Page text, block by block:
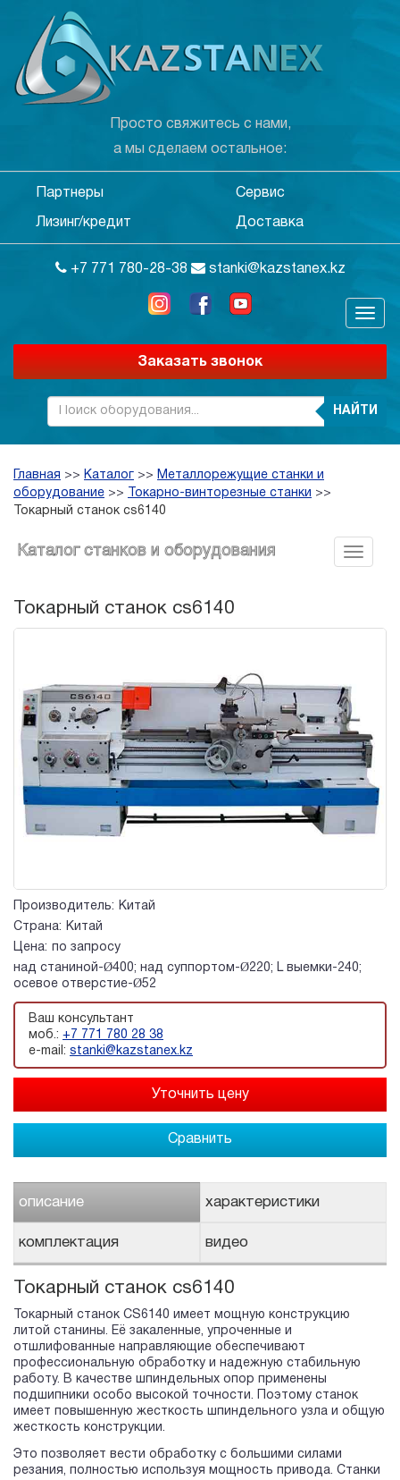
Просто свяжитесь с нами,
а мы сделаем остальное:
Партнеры Сервис
Лизинг/кредит Доставка
+7 771 780-28-38 stanki@kazstanex.kz
Заказать звонок
НАЙТИ
Главная >> Каталог >> Металлорежущие станки и
оборудование >> Токарно-винторезные станки >>
Токарный станок cs6140
Каталог станков и оборудования
Токарный станок cs6140
Производитель:
Китай
Страна:
Китай
Цена:
по запросу
над станиной-Ø400; над суппортом-Ø220; L выемки-240;
осевое отверстие-Ø52
Ваш консультант
моб.: +7 771 780 28 38
e-mail: stanki@kazstanex.kz
Сравнить
описание характеристики
комплектация видео
Токарный станок cs6140
Токарный станок CS6140 имеет мощную конструкцию
литой станины. Её закаленные, упроченные и
отшлифованные направляющие обеспечивают
профессиональную обработку и надежную стабильную
работу. В качестве шпиндельных опор применены
подшипники особо высокой точности. Поэтому станок
имеет повышенную жесткость шпиндельного узла и общую
жесткость конструкции.
Это позволяет вести обработку с большими силами
резания, полностью используя мощность привода. Станки